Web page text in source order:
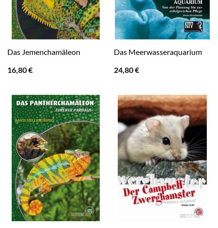
Das Jemenchamäleon
16,80€
Das Meerwasseraquarium
24,80€